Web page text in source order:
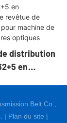
distribution
en
tirage de
Belt Co.,
| Plan du site |